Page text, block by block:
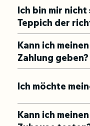
Ich bin mir
Teppich der
Kann ich
Zahlung geben?
Ich möchte
Kann ich